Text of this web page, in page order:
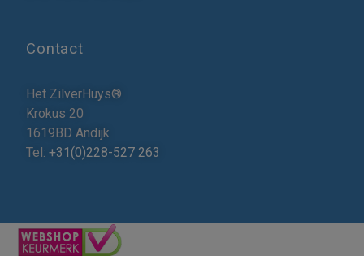
Contact
Het ZilverHuys®
Krokus 20
1619BD Andijk
Tel: +31(0)228-527 263